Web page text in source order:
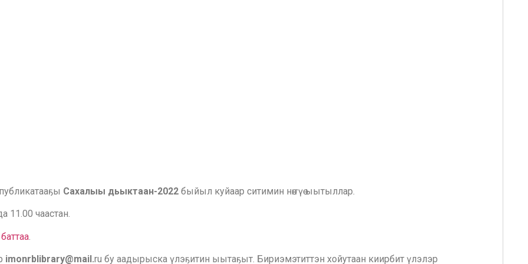
Сахалыы дьыктаан-2022 быйыл куйаар ситимин нөҥүө ыытыллар.
11.00 чаастан.
.
imonrblibrary@mail.ru бу аадырыска үлэҕитин ыытаҕыт. Бириэмэтиттэн хойутаан киирбит үлэлэр